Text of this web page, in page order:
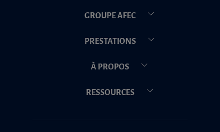
GROUPE AFEC
PRESTATIONS
À PROPOS
RESSOURCES